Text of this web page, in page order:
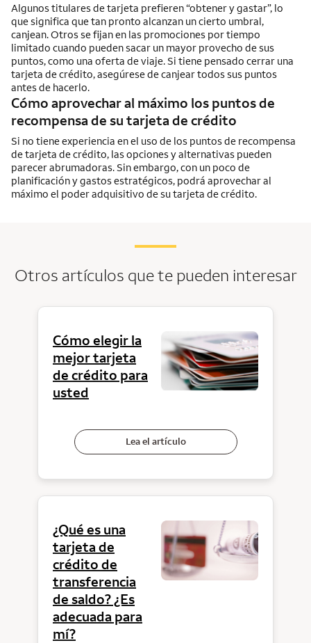
Algunos titulares de tarjeta prefieren “obtener y gastar”, lo
que significa que tan pronto alcanzan un cierto umbral,
canjean. Otros se fijan en las promociones por tiempo
limitado cuando pueden sacar un mayor provecho de sus
puntos, como una oferta de viaje. Si tiene pensado cerrar una
tarjeta de crédito, asegúrese de canjear todos sus puntos
antes de hacerlo.
Cómo aprovechar al máximo los puntos de
recompensa de su tarjeta de crédito
Si no tiene experiencia en el uso de los puntos de recompensa
de tarjeta de crédito, las opciones y alternativas pueden
parecer abrumadoras. Sin embargo, con un poco de
planificación y gastos estratégicos, podrá aprovechar al
máximo el poder adquisitivo de su tarjeta de crédito.
Otros artículos que te pueden interesar
Cómo elegir la
mejor tarjeta
de crédito para
usted
Lea el artículo
¿Qué es una
tarjeta de
crédito de
transferencia
de saldo? ¿Es
adecuada para
mí?